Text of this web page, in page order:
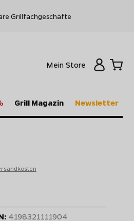
Grillfachgeschäfte
Mein Store
Grill Magazin Newsletter
4198321111904